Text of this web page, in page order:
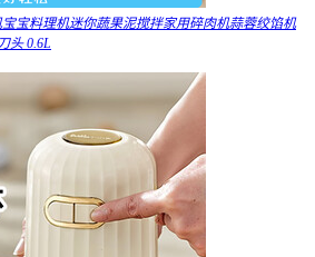
宝料理机迷你蔬果泥搅拌家用碎肉机蒜蓉绞馅机
头 0.6L